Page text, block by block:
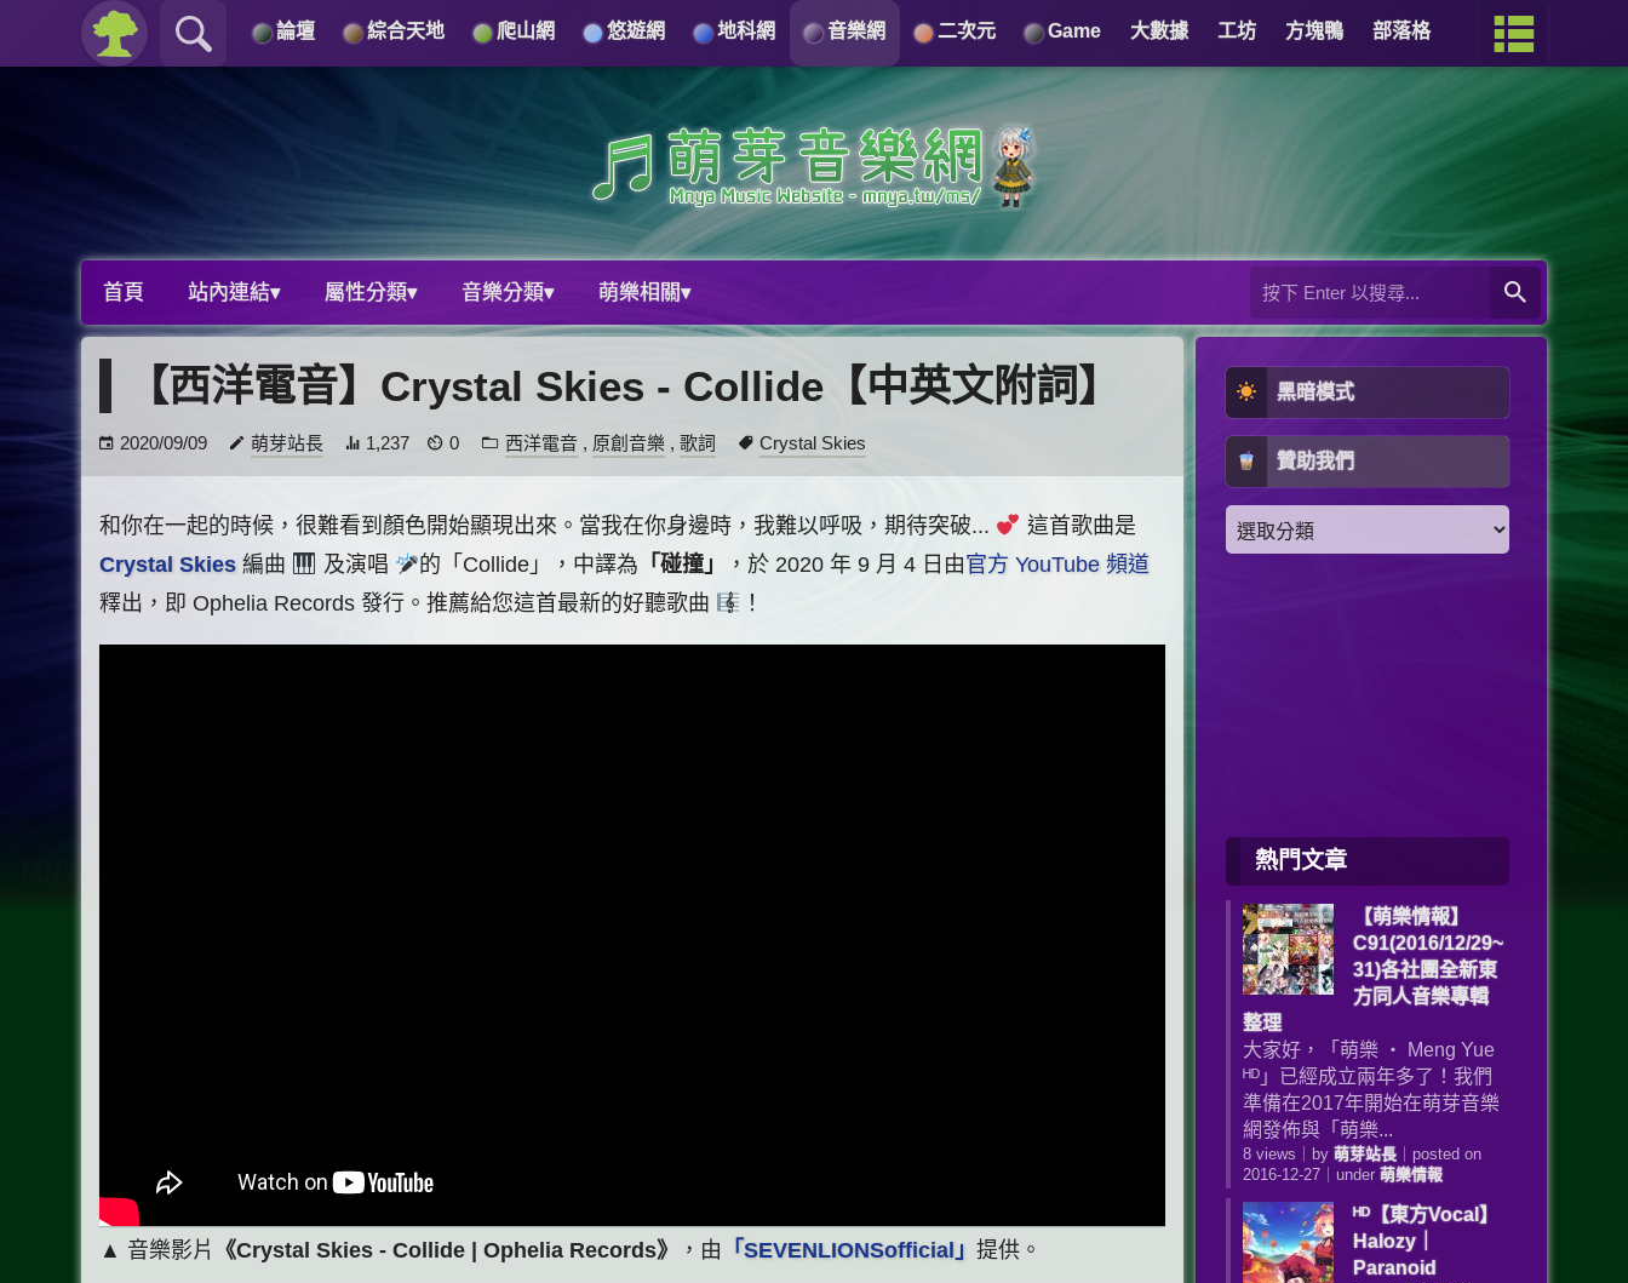
論壇 綜合天地 爬山網 悠遊網 地科網 音樂網 二次元 Game 大數據 工坊 方塊鴨 部落格
首頁 站內連結▾ 屬性分類▾ 音樂分類▾ 萌樂相關▾
【西洋電音】Crystal Skies - Collide【中英文附詞】
2020/09/09 萌芽站長 1,237 0 西洋電音 , 原創音樂 ,歌詞 Crystal Skies
和你在一起的時候，很難看到顏色開始顯現出來。當我在你身邊時，我難以呼吸，期待突破...
這首歌曲是
Crystal Skies 編曲 及演唱 的「Collide」，中譯為 「碰撞」 ，於 2020 年 9 月 4 日由官方 YouTube 頻道
釋出，即 Ophelia Records 發行。推薦給您這首最新的好聽歌曲
！
▲ 音樂影片 《Crystal Skies - Collide | Ophelia Records》 ，由 「SEVENLIONSofficial」提供。
黑暗模式
贊助我們
熱門文章
【萌樂情報】
C91(2016/12/29~
31)各社團全新東
方同人音樂專輯
整理
大家好，「萌樂 ‧ Meng Yue
ᴴᴰ」已經成立兩年多了！我們
準備在2017年開始在萌芽音樂
網發佈與「萌樂...
8 views by 萌芽站長｜ posted on
2016-12-27｜ under 萌樂情報
ᴴᴰ【東方Vocal】
Halozy｜
Paranoid